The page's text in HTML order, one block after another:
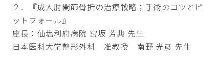
２．『成人肘関節骨折の治療戦略；手術のコツとピ
ットフォール』
座長：仙塩利府病院 宮坂 芳典 先生
日本医科大学整形外科 准教授 南野 光彦 先生